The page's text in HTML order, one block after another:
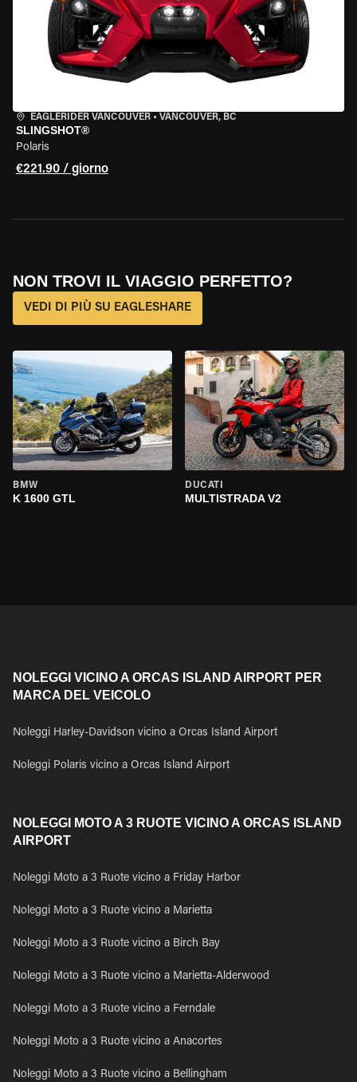
EAGLERIDER VANCOUVER • VANCOUVER, BC
SLINGSHOT®
Polaris
€221.90 / giorno
NON TROVI IL VIAGGIO PERFETTO?
VEDI DI PIÙ SU EAGLESHARE
BMW
K 1600 GTL
DUCATI
MULTISTRADA V2
NOLEGGI VICINO A ORCAS ISLAND AIRPORT PER
MARCA DEL VEICOLO
Noleggi Harley-Davidson vicino a Orcas Island Airport
Noleggi Polaris vicino a Orcas Island Airport
NOLEGGI MOTO A 3 RUOTE VICINO A ORCAS ISLAND
AIRPORT
Noleggi Moto a 3 Ruote vicino a Friday Harbor
Noleggi Moto a 3 Ruote vicino a Marietta
Noleggi Moto a 3 Ruote vicino a Birch Bay
Noleggi Moto a 3 Ruote vicino a Marietta-Alderwood
Noleggi Moto a 3 Ruote vicino a Ferndale
Noleggi Moto a 3 Ruote vicino a Anacortes
Noleggi Moto a 3 Ruote vicino a Bellingham